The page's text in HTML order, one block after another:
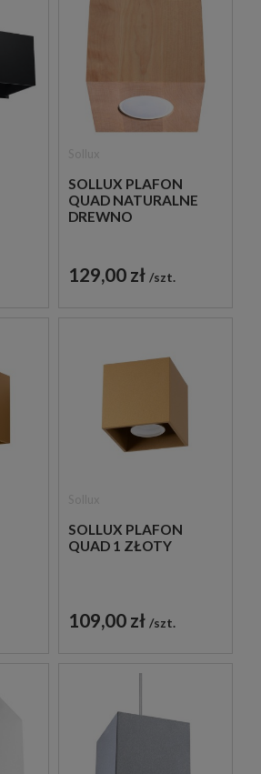
SOLLUX PLAFON
QUAD NATURALNE
DREWNO
129,00 zł szt.
SOLLUX PLAFON
QUAD 1 ZŁOTY
109,00 zł szt.